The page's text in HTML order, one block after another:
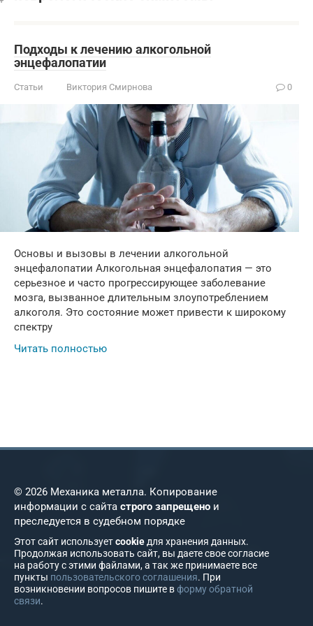
Подходы к лечению алкогольной
энцефалопатии
Статьи Виктория Смирнова 0
Основы и вызовы в лечении алкогольной
энцефалопатии Алкогольная энцефалопатия — это
серьезное и часто прогрессирующее заболевание
мозга, вызванное длительным злоупотреблением
алкоголя. Это состояние может привести к широкому
спектру
Читать полностью
© 2026 Механика металла. Копирование
информации с сайта строго запрещено и
преследуется в судебном порядке
Этот сайт используетcookieдля хранения данных.
Продолжая использовать сайт, вы даете свое согласие
на работу с этими файлами, а так же принимаете все
пункты пользовательского соглашения. При
возникновении вопросов пишите вформу обратной
связи.